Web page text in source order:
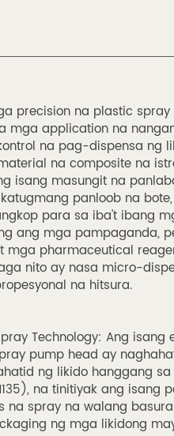
precision na plastic
mga application na
na pag-dispensa ng
na composite na
isang masungit na
panloob na
para sa iba't ibang
ang mga pampaganda,
mga pharmaceutical
nito ay nasa micro-
na hitsura.
Technology: Ang isang
pump head ay
ng likido hanggang sa
na tinitiyak ang isang
na spray na walang
ng mga likidong